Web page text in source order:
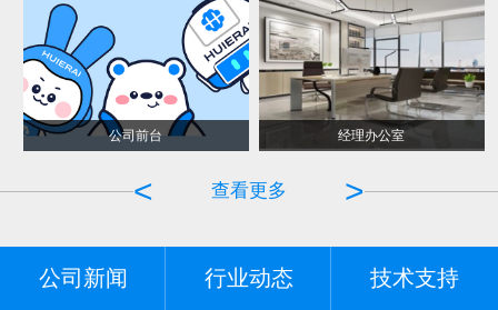
公司前台 经理办公室
>
查看更多
<
崇业五金制品(深圳)... 蓝星集团深圳锦丰科技...
公司新闻 行业动态 技术支持